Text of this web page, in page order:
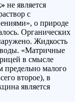
не является
с
о природе
Органических
Жидкость
воды. «Матричные
в смысле
предельно малого
второе), в
является